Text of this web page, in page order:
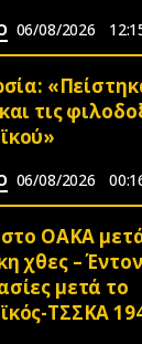
06/08/2026
τις
06/08/2026
ΟΑΚΑ
χθες –
μετά το
ΤΣΣΚΑ